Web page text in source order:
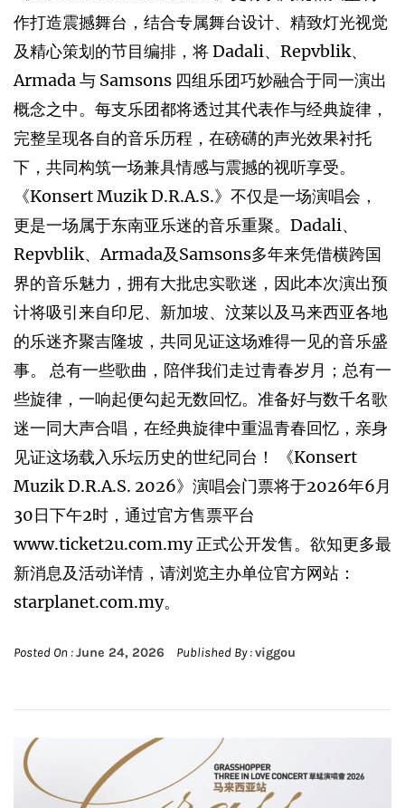
作打造震撼舞台，结合专属舞台设计、精致灯光视觉
及精心策划的节目编排，将 Dadali、Repvblik、
Armada 与 Samsons 四组乐团巧妙融合于同一演出
概念之中。每支乐团都将透过其代表作与经典旋律，
完整呈现各自的音乐历程，在磅礴的声光效果衬托
下，共同构筑一场兼具情感与震撼的视听享受。
《Konsert Muzik D.R.A.S.》不仅是一场演唱会，
更是一场属于东南亚乐迷的音乐重聚。Dadali、
Repvblik、Armada及Samsons多年来凭借横跨国
界的音乐魅力，拥有大批忠实歌迷，因此本次演出预
计将吸引来自印尼、新加坡、汶莱以及马来西亚各地
的乐迷齐聚吉隆坡，共同见证这场难得一见的音乐盛
事。 总有一些歌曲，陪伴我们走过青春岁月；总有一
些旋律，一响起便勾起无数回忆。准备好与数千名歌
迷一同大声合唱，在经典旋律中重温青春回忆，亲身
见证这场载入乐坛历史的世纪同台！ 《Konsert
Muzik D.R.A.S. 2026》演唱会门票将于2026年6月
30日下午2时，通过官方售票平台
www.ticket2u.com.my 正式公开发售。欲知更多最
新消息及活动详情，请浏览主办单位官方网站：
starplanet.com.my。
Posted On :June 24, 2026 Published By :viggou